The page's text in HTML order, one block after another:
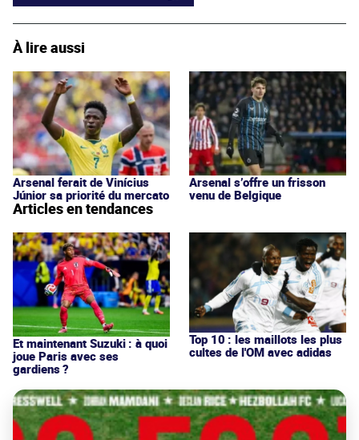
À lire aussi
Arsenal ferait de Vinícius
Júnior sa priorité du mercato
Arsenal s’offre un frisson
venu de Belgique
Articles en tendances
Et maintenant Suzuki : à quoi
joue Paris avec ses
gardiens ?
Top 10 : les maillots les plus
cultes de l'OM avec adidas